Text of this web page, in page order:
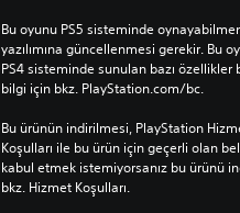
Bu oyunu PS5 sisteminde
yazılımına güncellenmesi gerekir. Bu
PS4 sisteminde sunulan bazı özellikler
bilgi için bkz. PlayStation.com/bc.
Bu ürünün indirilmesi, PlayStation
Koşulları ile bu ürün için geçerli olan
kabul etmek istemiyorsanız bu ürünü
bkz. Hizmet Koşulları.